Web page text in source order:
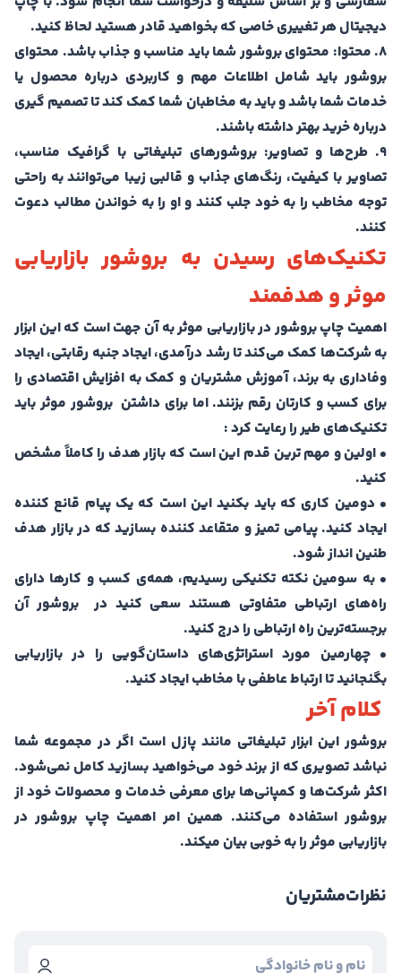
دیجیتال هر تغییری خاصی که بخواهید قادر هستید لحاظ کنید.
8. محتوا: محتوای بروشور شما باید مناسب و جذاب باشد. محتوای
بروشور باید شامل اطلاعات مهم و کاربردی درباره محصول یا
خدمات شما باشد و باید به مخاطبان شما کمک کند تا تصمیم گیری
درباره خرید بهتر داشته باشند.
9. طرح‌ها و تصاویر: بروشورهای تبلیغاتی با گرافیک مناسب،
تصاویر با کیفیت، رنگ‌های جذاب و قالبی زیبا می‌توانند به راحتی
توجه مخاطب را به خود جلب کنند و او را به خواندن مطالب دعوت
کنند.
تکنیک‌های رسیدن به بروشور بازاریابی
موثر و هدفمند
اهمیت چاپ بروشور در بازاریابی موثر به آن جهت است که این ابزار
به شرکت‌ها کمک می‌کند تا رشد درآمدی، ایجاد جنبه رقابتی، ایجاد
وفاداری به برند، آموزش مشتریان و کمک به افزایش اقتصادی را
برای کسب و کارتان رقم بزنند. اما برای داشتن بروشور موثر باید
تکنیک‌های طیر را رعایت کرد :
• اولین و مهم ترین قدم این است که بازار هدف را کاملاً مشخص
کنید.
• دومین کاری که باید بکنید این است که یک پیام قانع کننده
ایجاد کنید. پیامی تمیز و متقاعد کننده بسازید که در بازار هدف
طنین انداز شود.
• به سومین نکته تکنیکی رسیدیم، همه‌ی کسب و کارها دارای
راه‌های ارتباطی متفاوتی هستند سعی کنید در بروشور آن
برجسته‌ترین راه ارتباطی را درج کنید.
• چهارمین مورد استراتژی‌‌های داستان‌گویی را در بازاریابی
بگنجانید تا ارتباط عاطفی با مخاطب ایجاد کنید.
کلام آخر
بروشور این ابزار تبلیغاتی مانند پازل است اگر در مجموعه شما
نباشد تصویری که از برند خود می‌خواهید بسازید کامل نمی‌شود.
اکثر شرکت‌ها و کمپانی‌ها برای معرفی خدمات و محصولات خود از
بروشور استفاده می‌کنند. همین امر اهمیت چاپ بروشور در
بازاریابی موثر را به خوبی بیان میکند.
نظراتمشتریان